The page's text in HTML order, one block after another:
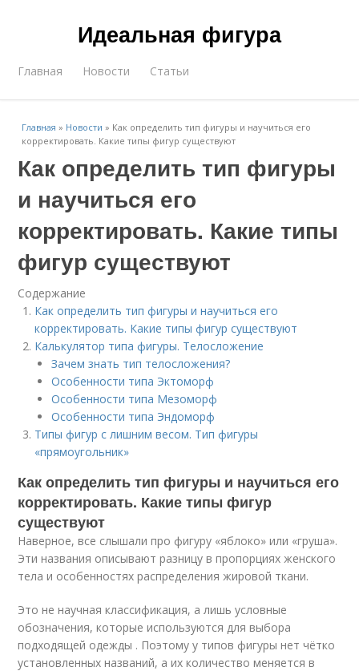
Идеальная фигура
Главная Новости Статьи
Главная » Новости » Как определить тип фигуры и научиться его
корректировать. Какие типы фигур существуют
Как определить тип фигуры
и научиться его
корректировать. Какие типы
фигур существуют
Содержание
Как определить тип фигуры и научиться его
корректировать. Какие типы фигур существуют
Калькулятор типа фигуры. Телосложение
Зачем знать тип телосложения?
Особенности типа Эктоморф
Особенности типа Мезоморф
Особенности типа Эндоморф
Типы фигур с лишним весом. Тип фигуры
«прямоугольник»
Как определить тип фигуры и научиться его
корректировать. Какие типы фигур
существуют
Наверное, все слышали про фигуру «яблоко» или «груша».
Эти названия описывают разницу в пропорциях женского
тела и особенностях распределения жировой ткани.
Это не научная классификация, а лишь условные
обозначения, которые используются для выбора
подходящей одежды . Поэтому у типов фигуры нет чётко
установленных названий, а их количество меняется в